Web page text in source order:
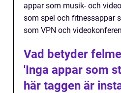
appar som musik- och
som spel och fitnessappar
som VPN och
Vad betyder
'Inga appar som
här taggen är